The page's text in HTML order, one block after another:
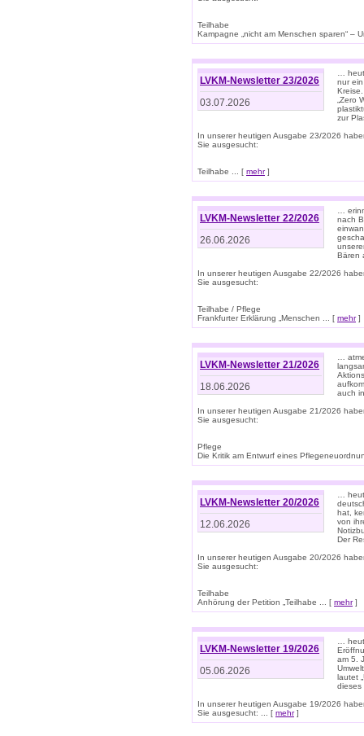
Teilhabe
Kampagne „nicht am Menschen sparen“ –
LVKM-Newsletter 23/2026
03.07.2026
…
nur
„Zero
zur
In unserer heutigen Ausgabe 23/2026
Sie ausgesucht:
Teilhabe ... [ mehr]
LVKM-Newsletter 22/2026
26.06.2026
…
nach
Bären
In unserer heutigen Ausgabe 22/2026
Sie ausgesucht:
Teilhabe / Pflege
Frankfurter Erklärung „Menschen ... [ mehr]
LVKM-Newsletter 21/2026
18.06.2026
…
auch
In unserer heutigen Ausgabe 21/2026
Sie ausgesucht:
Pflege
Die Kritik am Entwurf eines
LVKM-Newsletter 20/2026
12.06.2026
…
hat,
von
Der
In unserer heutigen Ausgabe 20/2026
Sie ausgesucht:
Teilhabe
Anhörung der Petition „Teilhabe ... [ mehr]
LVKM-Newsletter 19/2026
05.06.2026
…
am 5.
lautet
dieses
In unserer heutigen Ausgabe 19/2026
Sie ausgesucht: ... [ mehr]